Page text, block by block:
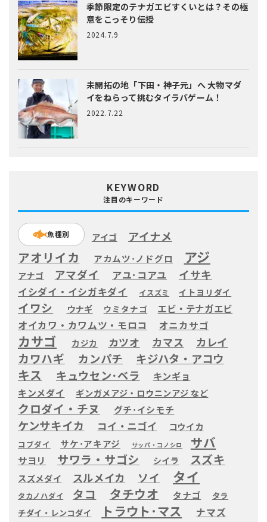
季節限定のテナガエビすくいとは？ その極
意をこっそり伝授
2024.7.9
未開拓の地「下田・神子元」へ大物マダ
イをねらって挑むタイラバゲーム！
2022.7.22
KEYWORD
注目のキーワード
魚種別 アイゴ アイナメ
アオリイカ アカムツ･ノドグロ アジ
アナゴ アマダイ アユ･コアユ イサキ
イシダイ・イシガキダイ イスズミ イトヨリダイ
イワシ ウナギ ウミタナゴ エビ・テナガエビ
オイカワ・カワムツ・モロコ オニカサゴ
カサゴ カジカ カツオ カマス カレイ
カワハギ カンパチ キジハタ・アコウ
キス キュウセン･ベラ キンギョ
キンメダイ ギンガメアジ・ロウニンアジ など
クロダイ・チヌ グチ･イシモチ
ケンサキイカ コイ・ニゴイ コウイカ
コブダイ サケ･アキアジ サッパ・コノシロ サバ
サヨリ サワラ・サゴシ シイラ スズキ
スズメダイ スルメイカ ソイ タイ
タカノハダイ タコ タチウオ タナゴ
タラ
チダイ・レンコダイ
トラウト･マス ナマズ